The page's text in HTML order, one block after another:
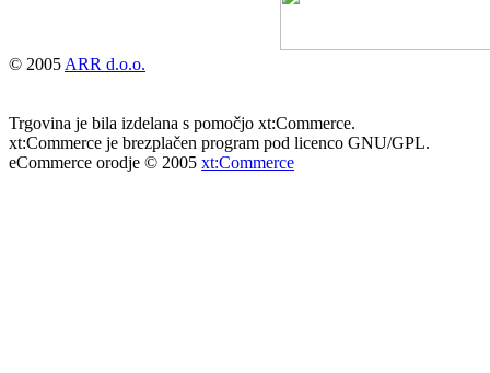
© 2005 ARR d.o.o.
Trgovina je bila izdelana s pomočjo xt:Commerce.
xt:Commerce je brezplačen program pod licenco GNU/GPL.
eCommerce orodje © 2005 xt:Commerce